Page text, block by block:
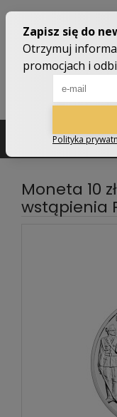
Moneta 10
wstąpienia